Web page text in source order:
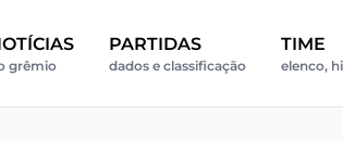
grêmio
PARTIDAS
dados e classificação
TIME
elenco,